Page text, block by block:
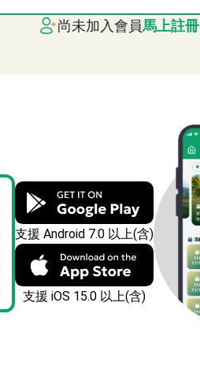
尚未加入會員馬上註冊
支援 Android 7.0 以上(含)
支援 iOS 15.0 以上(含)